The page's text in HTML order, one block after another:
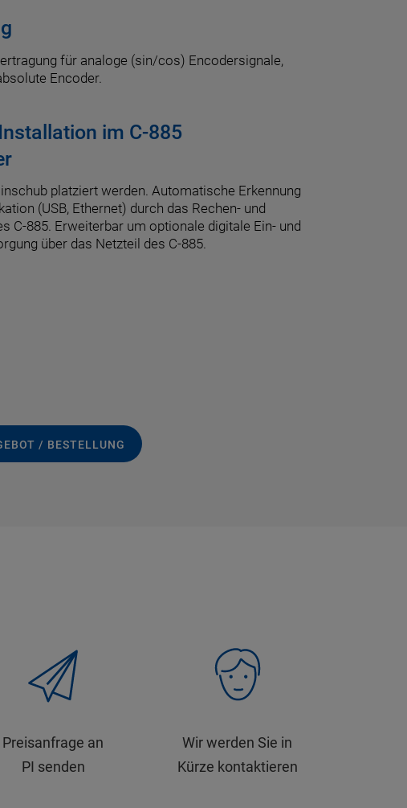
für analoge (sin/cos) Encodersignale,
Encoder.
im C-885
platziert werden. Automatische Erkennung
(USB, Ethernet) durch das Rechen- und
C-885. Erweiterbar um optionale digitale Ein- und
über das Netzteil des C-885.
/ BESTELLUNG
Preisanfrage an
PI senden
Wir werden Sie in
Kürze kontaktieren